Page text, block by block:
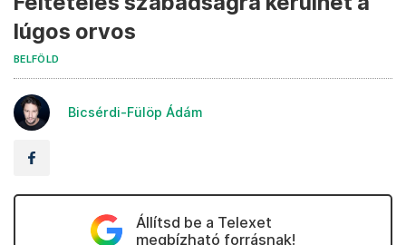
lúgos orvos
BELFÖLD
Bicsérdi-Fülöp Ádám
Állítsd be a Telexet
megbízható forrásnak!